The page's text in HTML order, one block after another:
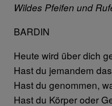
Wildes Pfeifen und
BARDIN
Heute wird über dich
Hast du jemandem
Hast du genommen,
Hast du Körper oder